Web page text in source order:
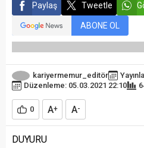
Paylaş Tweetle
ABONE OL
kariyermemur_editör
Düzenleme: 05.03.2021 22:10
0 A+ A-
DUYURU